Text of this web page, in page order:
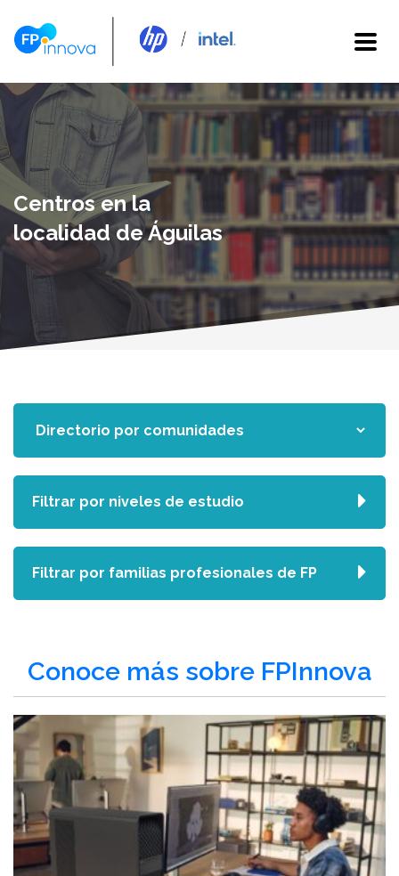
Centros en la
localidad de Águilas
Conoce más sobre FPInnova
Filtrar por niveles de estudio
Filtrar por familias profesionales de FP